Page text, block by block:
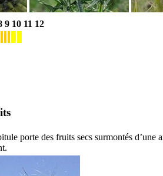
9 10 11 12
porte des fruits secs surmontés d’une